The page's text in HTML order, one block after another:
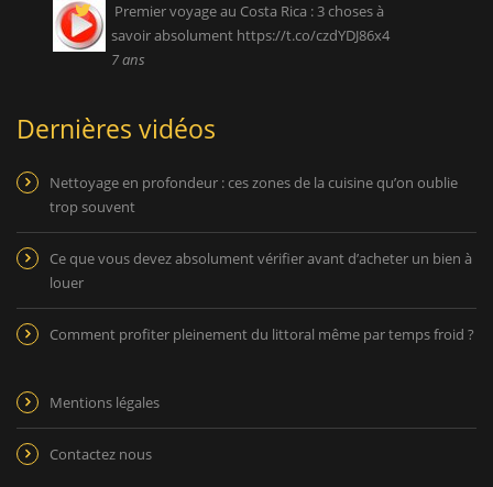
Premier voyage au Costa Rica : 3 choses à
savoir absolument https://t.co/czdYDJ86x4
7 ans
Dernières vidéos
Nettoyage en profondeur : ces zones de la cuisine qu’on oublie
trop souvent
Ce que vous devez absolument vérifier avant d’acheter un bien à
louer
Comment profiter pleinement du littoral même par temps froid ?
Mentions légales
Contactez nous